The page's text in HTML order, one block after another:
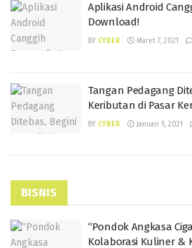
Aplikasi Android
Download!
BY CYBER Maret 7, 2021
Tangan Pedagang
Keributan di Pasar
BY CYBER Januari 5, 2021
BISNIS
“Pondok Angkasa
Kolaborasi Kuliner &